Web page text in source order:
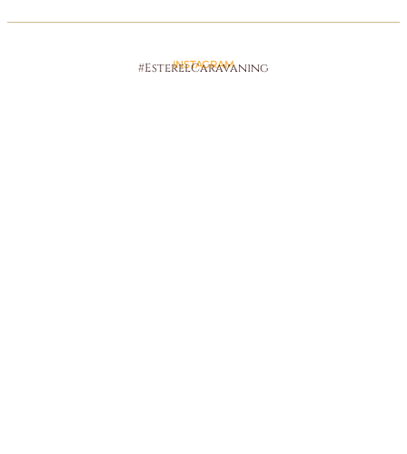
INSTAGRAM
#EsterelCaravaning